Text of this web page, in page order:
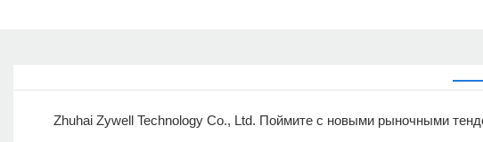
Zhuhai Zywell Technology Co., Ltd. Поймите с новыми рыночными